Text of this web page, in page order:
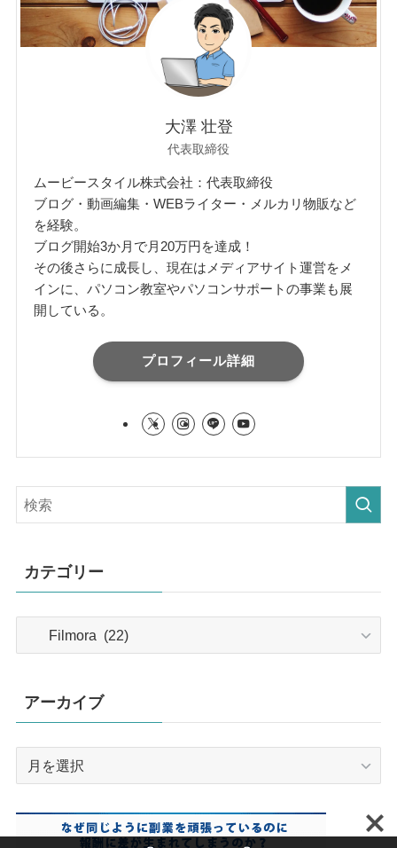
大澤 壮登
代表取締役
ムービースタイル株式会社：代表取締役
ブログ・動画編集・WEBライター・メルカリ物販など
を経験。
ブログ開始3か月で月20万円を達成！
その後さらに成長し、現在はメディアサイト運営をメ
インに、パソコン教室やパソコンサポートの事業も展
開している。
プロフィール詳細
カテゴリー
リ
ー
アーカイブ